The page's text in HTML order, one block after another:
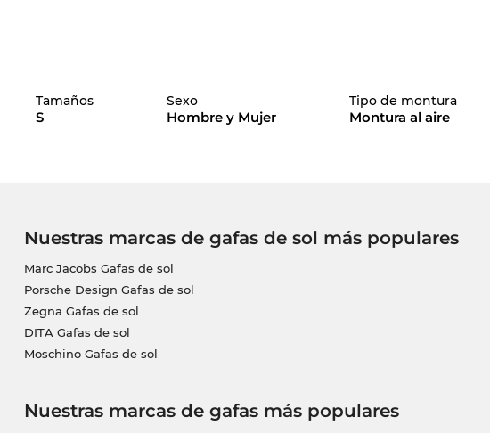
Tamaños
S
Sexo
Hombre y Mujer
Tipo de montura
Montura al aire
Nuestras marcas de gafas de sol más populares
Marc Jacobs Gafas de sol
Porsche Design Gafas de sol
Zegna Gafas de sol
DITA Gafas de sol
Moschino Gafas de sol
Nuestras marcas de gafas más populares